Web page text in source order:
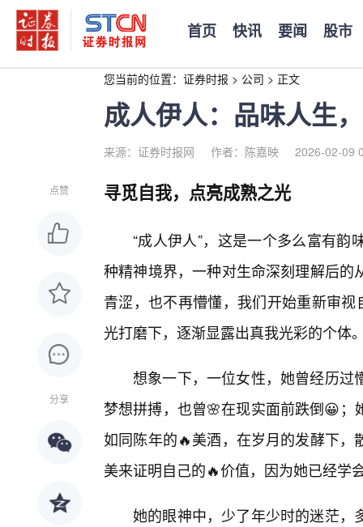
首页 快讯 要闻 股市
您当前的位置： 证券时报 > 公司 > 正文
成人伊人：品味人生
来源：证券时报网 作者：陈嘉映 2026-02-09
点赞
分享
寻觅自我，点亮成熟之光
“成人伊人”，这是一个多么富有
种精神境界，一种对生命深刻理解后
青涩，也不再懵懂，我们开始重新审
光打磨下，逐渐显露出真我光彩的个体
想象一下，一位女性，她曾经历过
梦想拼搏，也曾🌸在现实面前跌倒😀
如同陈年的🔥美酒，在岁月的发酵下
美来证明自己的🔥价值，因为她已经学
她的眼神中，少了年少时的迷茫，